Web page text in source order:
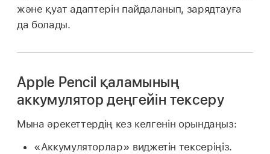
және қуат адаптерін пайдаланып, зарядтауға
да болады.
Apple Pencil қаламының
аккумулятор деңгейін тексеру
Мына әрекеттердің кез келгенін орындаңыз:
«Аккумуляторлар» виджетін тексеріңіз.